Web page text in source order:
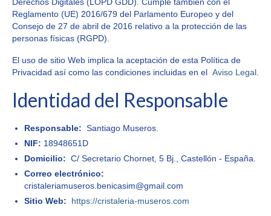
blog
Derechos Digitales (LOPD GDD). Cumple también con el
Reglamento (UE) 2016/679 del Parlamento Europeo y del
Consejo de 27 de abril de 2016 relativo a la protección de las
personas físicas (RGPD).
El uso de sitio Web implica la aceptación de esta Política de
Privacidad así como las condiciones incluidas en el Aviso Legal.
Identidad del Responsable
Responsable: Santiago Museros.
NIF: 18948651D
Domicilio: C/ Secretario Chornet, 5 Bj., Castellón - España.
Correo electrónico:
cristaleriamuseros.benicasim@gmail.com
Sitio Web:
https://cristaleria-museros.com